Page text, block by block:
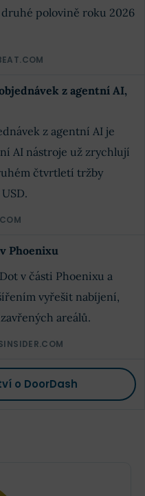
polovině roku 2026
z agentní AI,
z agentní AI je
AI nástroje už zrychlují
čtvrtletí tržby
Phoenixu
v části Phoenixu a
vyřešit nabíjení,
areálů.
o DoorDash